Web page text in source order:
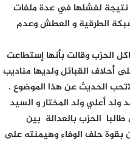
نتيجة لفشلها في عدة ملفات
الطرقية و العطش وعدم
الحزب وقالت بأنها إستطاعت
أحلاف القبائل ولديها مناديب
الحديث عن هذا الموضوع .
أعلي ولد المختار و السيد
الحزب بالعدالة بين
حلف الوفاء وهيمنته على